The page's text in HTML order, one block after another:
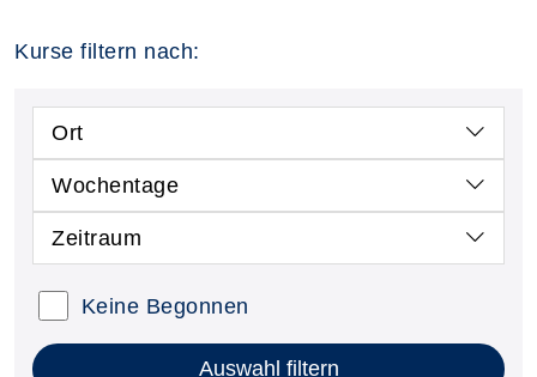
Kurse filtern nach:
Ort
Wochentage
Zeitraum
Keine Begonnen
Auswahl filtern